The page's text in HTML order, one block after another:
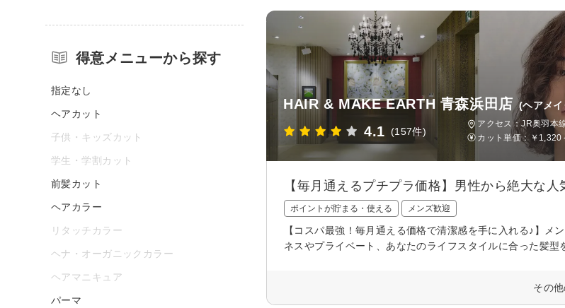
HAIR & MAKE EARTH 青森浜田店 (ヘアメ
4.1 (157件)
アクセス：JR奥羽本
カット単価： ￥1,320
【毎月通えるプチプラ価格】男性から絶大な
ポイントが貯まる・使える メンズ歓迎
【コスパ最強！毎月通える価格で清潔感を手に入れる♪】
ネスやプライベート、あなたのライフスタイルに合った髪型
その
得意メニューから探す
指定なし
ヘアカット
子供・キッズカット
学生・学割カット
前髪カット
ヘアカラー
リタッチカラー
ヘナ・オーガニックカラー
ヘアマニキュア
パーマ